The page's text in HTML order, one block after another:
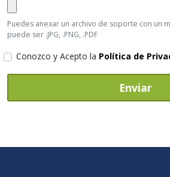
Puedes anexar un archivo de soporte con un
puede ser .JPG, .PNG, .PDF
Conozco y Acepto la Política de
Enviar